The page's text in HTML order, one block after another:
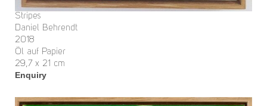
Stripes
Daniel Behrendt
2018
Öl auf Papier
29,7 x 21 cm
Enquiry